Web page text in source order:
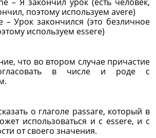
поэтому используем avere)
– Урок закончился (это безличное
используем essere)
что во втором случае причастие
в числе и роде с
о глаголе passare, который в
использоваться и с essere, и с
от своего значения.